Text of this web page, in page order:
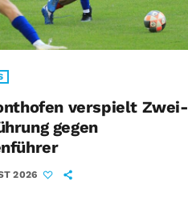
verspielt Zwei-
gegen
2026